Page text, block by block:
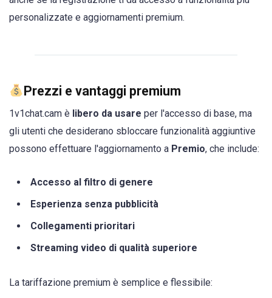
personalizzate e aggiornamenti premium.
Prezzi e vantaggi premium
1v1chat.cam è libero da usare per l'accesso di base, ma
gli utenti che desiderano sbloccare funzionalità aggiuntive
possono effettuare l'aggiornamento a Premio, che include:
Accesso al filtro di genere
Esperienza senza pubblicità
Collegamenti prioritari
Streaming video di qualità superiore
La tariffazione premium è semplice e flessibile: